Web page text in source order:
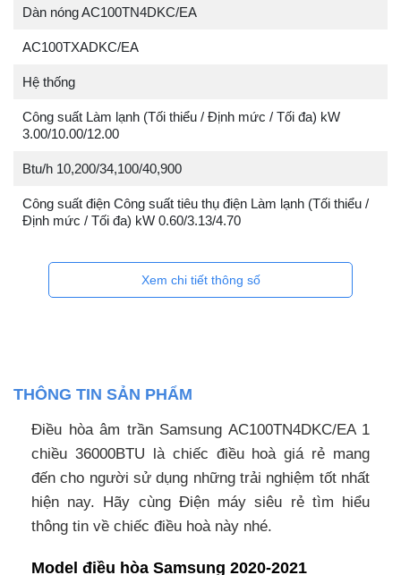
Dàn nóng AC100TN4DKC/EA
AC100TXADKC/EA
Hệ thống
Công suất Làm lạnh (Tối thiểu / Định mức / Tối đa) kW
3.00/10.00/12.00
Btu/h 10,200/34,100/40,900
Công suất điện Công suất tiêu thụ điện Làm lạnh (Tối thiểu /
Định mức / Tối đa) kW 0.60/3.13/4.70
Xem chi tiết thông số
THÔNG TIN SẢN PHẨM
Điều hòa âm trần Samsung AC100TN4DKC/EA 1
chiều 36000BTU là chiếc điều hoà giá rẻ mang
đến cho người sử dụng những trải nghiệm tốt nhất
hiện nay. Hãy cùng Điện máy siêu rẻ tìm hiểu
thông tin về chiếc điều hoà này nhé.
Model điều hòa Samsung 2020-2021